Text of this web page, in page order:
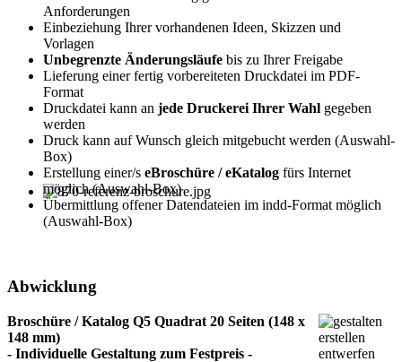
Anforderungen
Einbeziehung Ihrer vorhandenen Ideen, Skizzen und
Vorlagen
Unbegrenzte Änderungsläufe bis zu Ihrer Freigabe
Lieferung einer fertig vorbereiteten Druckdatei im PDF-
Format
Druckdatei kann an jede Druckerei Ihrer Wahl gegeben
werden
Druck kann auf Wunsch gleich mitgebucht werden (Auswahl-
Box)
Erstellung einer/s eBroschüre / eKatalog fürs Internet
möglich (Auswahl-Box)
Übermittlung offener Datendateien im indd-Format möglich
(Auswahl-Box)
Abwicklung
Broschüre / Katalog Q5 Quadrat 20 Seiten (148 x
148 mm)
- Individuelle Gestaltung zum Festpreis -